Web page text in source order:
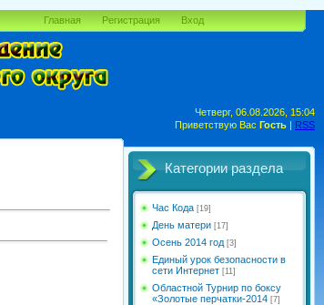
Четверг, 06.08.2026, 15:04
Приветствую Вас Гость | RSS
Главная Регистрация Вход
Категории раздела
Час Кода [19]
День матери [17]
Осень 2014 год [3]
Единый урок безопасности в
сети Интернет [11]
Областной Турнир по боксу
«Золотые перчатки-2014 [7]